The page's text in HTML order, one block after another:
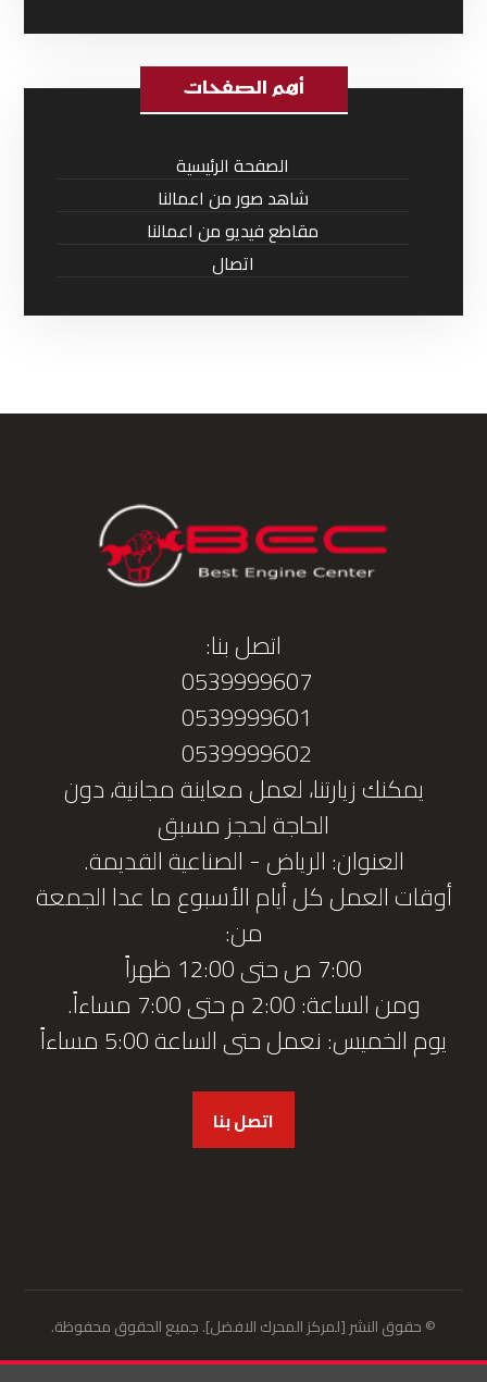
أهم الصفحات
الصفحة الرئيسية
شاهد صور من اعمالنا
مقاطع فيديو من اعمالنا
اتصال
اتصل بنا:
0539999607
0539999601
0539999602
يمكنك زيارتنا، لعمل معاينة مجانية، دون
الحاجة لحجز مسبق
العنوان: الرياض - الصناعية القديمة.
أوقات العمل كل أيام الأسبوع ما عدا الجمعة
من:
7:00 ص حتى 12:00 ظهراً
ومن الساعة: 2:00 م حتى 7:00 مساءاً.
يوم الخميس: نعمل حتى الساعة 5:00 مساءاً
اتصل بنا
© حقوق النشر [لمركز المحرك الافضل]. جميع الحقوق محفوظة.